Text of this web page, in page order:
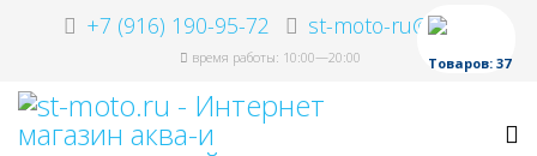
+7 (916) 190-95-72 st-moto-ru@ya.ru
время работы: 10:00—20:00 Товаров: 37